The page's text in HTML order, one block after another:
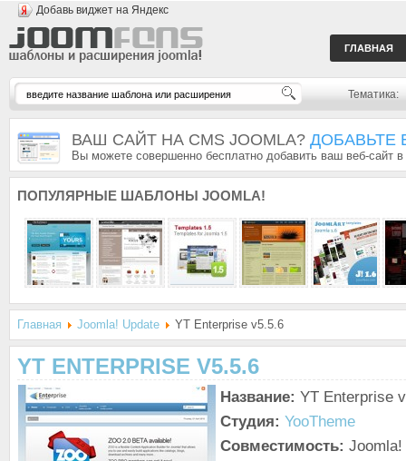
Добавь виджет на Яндекс
ГЛАВНАЯ
Тематика:
ВАШ САЙТ НА CMS JOOMLA? ДОБАВЬТЕ
Вы можете совершенно бесплатно добавить ваш веб-сайт
ПОПУЛЯРНЫЕ ШАБЛОНЫ JOOMLA!
Главная Joomla! Update YT Enterprise v5.5.6
YT ENTERPRISE V5.5.6
Название: YT Enterprise
Студия: YooTheme
Совместимость: